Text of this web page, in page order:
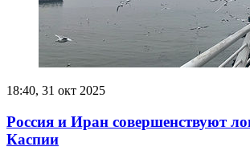
18:40, 31 окт 2025
Россия и Иран совершенствуют
Каспии